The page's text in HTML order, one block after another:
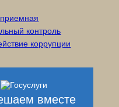
контроль
коррупции
вместе